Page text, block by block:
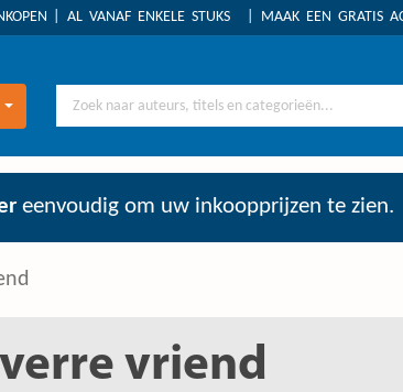
AL VANAF ENKELE STUKS MAAK EEN GRATIS
eenvoudig om uw inkoopprijzen te zien.
vriend